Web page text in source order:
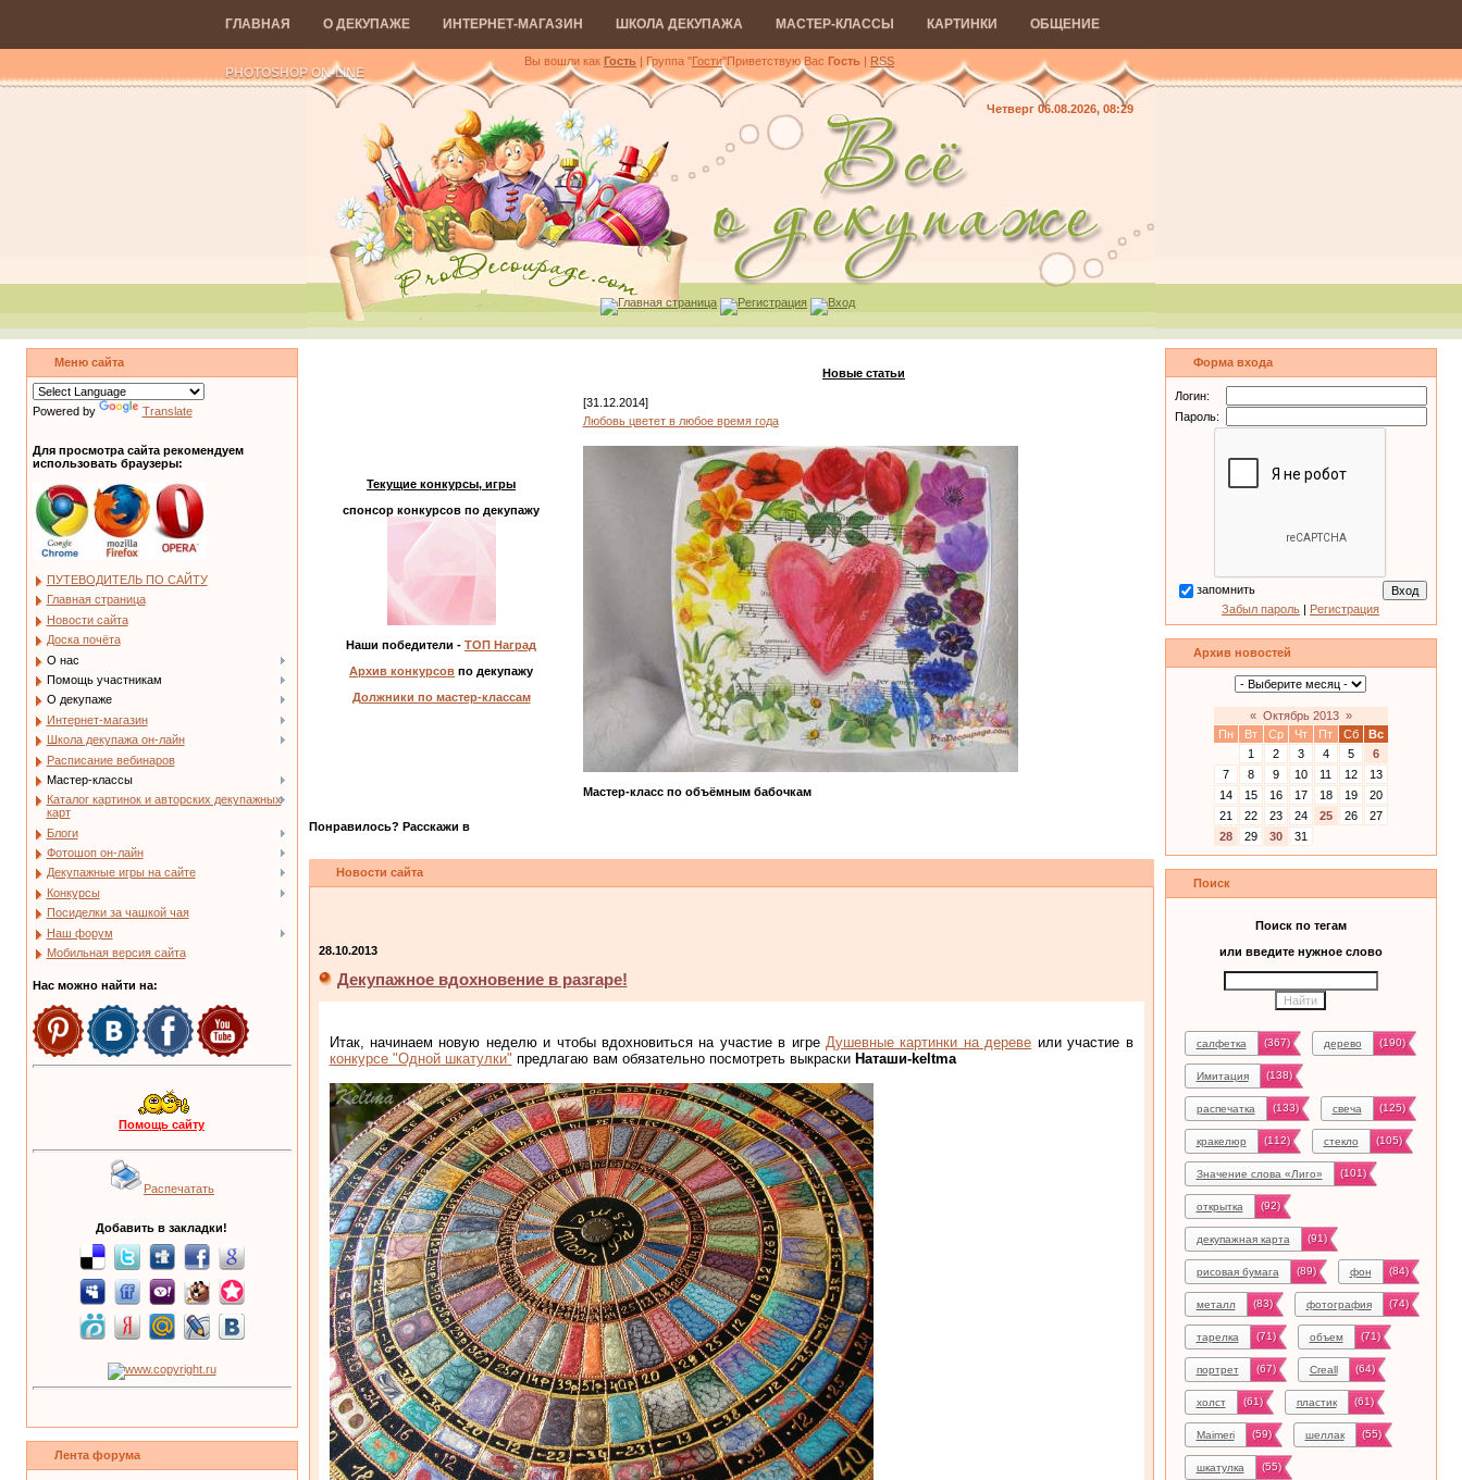
ГЛАВНАЯ О ДЕКУПАЖЕ ИНТЕРНЕТ-МАГАЗИН ШКОЛА ДЕКУПАЖА МАСТЕР-КЛАССЫ КАРТИНКИ ОБЩЕНИЕ
PHOTOSHOP ON-LINE
Вы вошли как Гость | Группа "Гости"Приветствую Вас Гость | RSS
Четверг 06.08.2026, 08:29
Главная страница Регистрация Вход
Меню сайта
Powered by Translate
Для просмотра сайта рекомендуем
использовать браузеры:
ПУТЕВОДИТЕЛЬ ПО САЙТУ
Главная страница
Новости сайта
Доска почёта
О нас
Помощь участникам
О декупаже
Интернет-магазин
Школа декупажа он-лайн
Расписание вебинаров
Мастер-классы
Каталог картинок и авторских декупажных
карт
Блоги
Фотошоп он-лайн
Декупажные игры на сайте
Конкурсы
Посиделки за чашкой чая
Наш форум
Мобильная версия сайта
Нас можно найти на:
Помощь сайту
Распечатать
Добавить в закладки!
Лента форума
Текущие конкурсы, игры
спонсор конкурсов по декупажу
Наши победители - ТОП Наград
Архив конкурсов по декупажу
Должники по мастер-классам
Новые статьи
[31.12.2014]
Любовь цветет в любое время года
Мастер-класс по объёмным бабочкам
Понравилось? Расскажи в
Новости сайта
28.10.2013
Декупажное вдохновение в разгаре!
Итак, начинаем новую неделю и чтобы вдохновиться на участие в игреДушевные картинки на дереве или участие в
конкурсе "Одной шкатулки" предлагаю вам обязательно посмотреть выкраски Наташи-keltma
Форма входа
Логин:
Пароль:
запомнить
Забыл пароль | Регистрация
Архив новостей
« Октябрь 2013 »
Пн
Вт Ср Чт Пт Сб
Вс
1
2 3 4 5
6
7
8 9 10 11 12
13
14
15 16 17 18 19
20
21
22 23 24 25 26
27
28
29 30 31
Поиск
Поиск по тегам
или введите нужное слово
салфетка (367) дерево (190)
Имитация (138)
распечатка (133) свеча (125)
кракелюр (112) стекло (105)
Значение слова «Лиго» (101)
открытка (92)
декупажная карта (91)
рисовая бумага (89) фон (84)
металл (83) фотография (74)
тарелка (71) объем (71)
портрет (67) Creall (64)
холст (61) пластик (61)
Maimeri (59) шеллак (55)
шкатулка (55)